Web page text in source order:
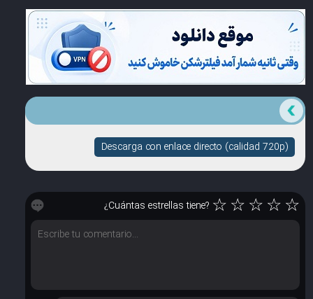
Descarga con enlace directo (calidad 720p)
¿Cuántas estrellas tiene? ☆☆☆☆☆